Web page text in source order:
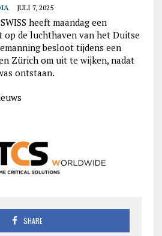
JULI 7, 2025
heeft maandag een
op de luchthaven van het Duitse
besloot tijdens een
Zürich om uit te wijken, nadat
ontstaan.
SHARE